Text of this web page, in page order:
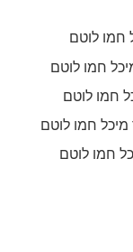
לוטם
חמו לוטם
חמו לוטם
מיכל חמו לוטם
חמו לוטם